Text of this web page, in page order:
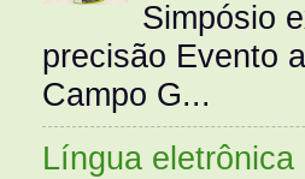
Simpósio
precisão Evento
Campo G...
Língua eletrônica